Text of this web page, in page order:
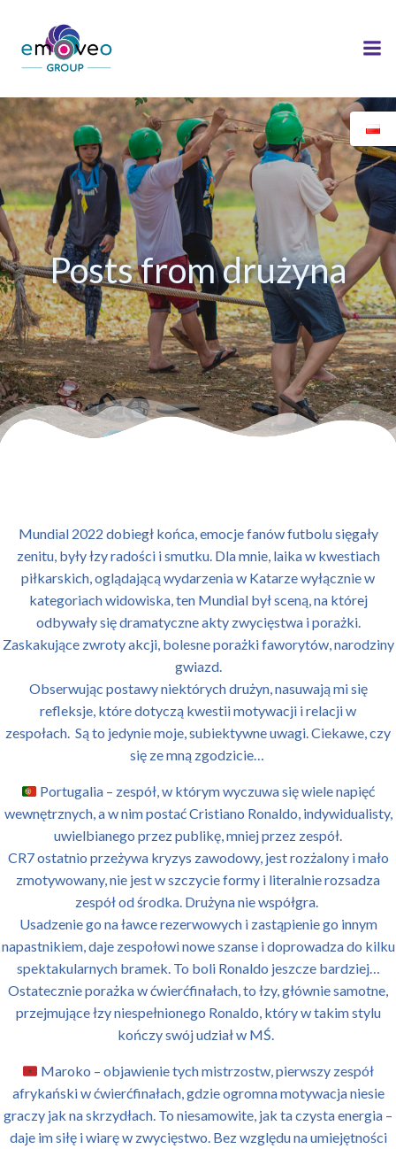
Posts from drużyna
Mundial 2022 dobiegł końca, emocje fanów futbolu sięgały
zenitu, były łzy radości i smutku. Dla mnie, laika w kwestiach
piłkarskich, oglądającą wydarzenia w Katarze wyłącznie w
kategoriach widowiska, ten Mundial był sceną, na której
odbywały się dramatyczne akty zwycięstwa i porażki.
Zaskakujące zwroty akcji, bolesne porażki faworytów, narodziny
gwiazd.
Obserwując postawy niektórych drużyn, nasuwają mi się
refleksje, które dotyczą kwestii motywacji i relacji w
zespołach. Są to jedynie moje, subiektywne uwagi. Ciekawe, czy
się ze mną zgodzicie…
Portugalia – zespół, w którym wyczuwa się wiele napięć
wewnętrznych, a w nim postać Cristiano Ronaldo, indywidualisty,
uwielbianego przez publikę, mniej przez zespół.
CR7 ostatnio przeżywa kryzys zawodowy, jest rozżalony i mało
zmotywowany, nie jest w szczycie formy i literalnie rozsadza
zespół od środka. Drużyna nie współgra.
Usadzenie go na ławce rezerwowych i zastąpienie go innym
napastnikiem, daje zespołowi nowe szanse i doprowadza do kilku
spektakularnych bramek. To boli Ronaldo jeszcze bardziej…
Ostatecznie porażka w ćwierćfinałach, to łzy, głównie samotne,
przejmujące łzy niespełnionego Ronaldo, który w takim stylu
kończy swój udział w MŚ.
Maroko – objawienie tych mistrzostw, pierwszy zespół
afrykański w ćwierćfinałach, gdzie ogromna motywacja niesie
graczy jak na skrzydłach. To niesamowite, jak ta czysta energia –
daje im siłę i wiarę w zwycięstwo. Bez względu na umiejętności